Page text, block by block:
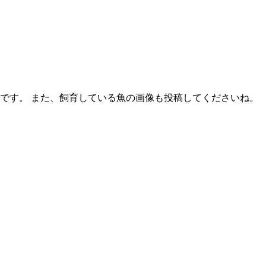
。 また、飼育している魚の画像も投稿してくださいね。